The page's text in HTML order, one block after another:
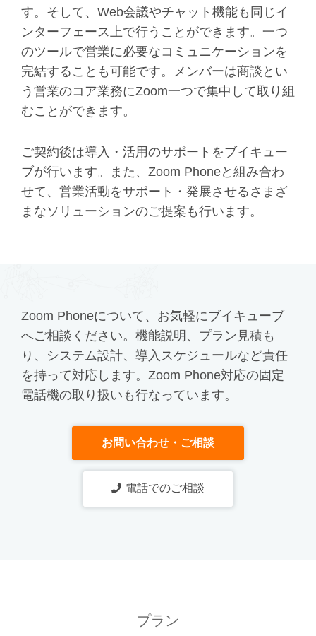
す。そして、Web会議やチャット機能も同じイ
ンターフェース上で行うことができます。一つ
のツールで営業に必要なコミュニケーションを
完結することも可能です。メンバーは商談とい
う営業のコア業務にZoom一つで集中して取り組
むことができます。
ご契約後は導入・活用のサポートをブイキュー
ブが行います。また、Zoom Phoneと組み合わ
せて、営業活動をサポート・発展させるさまざ
まなソリューションのご提案も行います。
Zoom Phoneについて、お気軽にブイキューブ
へご相談ください。 機能説明、プラン見積も
り、システム設計、導入スケジュールなど責任
を持って対応します。 Zoom Phone対応の固定
電話機の取り扱いも行なっています。
お問い合わせ・ご相談
電話でのご相談
プラン